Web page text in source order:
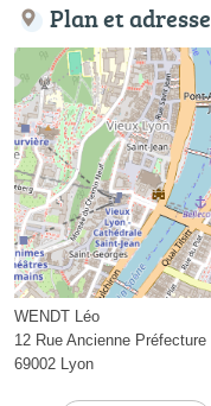
Plan et adresse
WENDT Léo
12 Rue Ancienne Préfecture
69002 Lyon